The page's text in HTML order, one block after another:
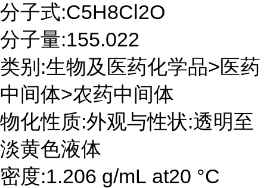
分子式:C5H8Cl2O
分子量:155.022
类别:生物及医药化学品>医药
中间体>农药中间体
物化性质:外观与性状:透明至
淡黄色液体
密度:1.206 g/mL at20 °C